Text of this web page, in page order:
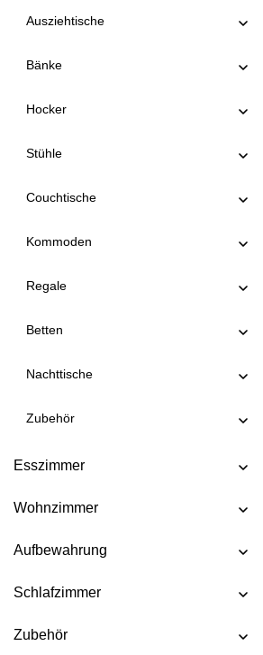
TISCH CONVERTO
TISCH CUBUS 3 B10X10
TISCH DUCK
TISCH DUCK OVAL
TISCH FACHWERK SQUARE
TISCH FORTE 3 B7X7
TISCH FORTE 4 B9X9
TISCH FORTE BUTTERFLY
TISCH GRATUS BUTTERFLY
TISCH IUSTUS
TISCH LIVING BUTTERFLY
Ausziehtische
Bänke
Hocker
Stühle
Couchtische
Kommoden
Regale
Betten
Nachttische
Zubehör
Esszimmer
Wohnzimmer
Aufbewahrung
Schlafzimmer
Zubehör